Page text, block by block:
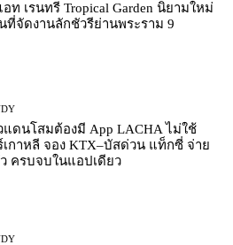
ท เรนทรี Tropical Garden นิยามใหม่
ที่จัดงานลักชัวรีย่านพระราม 9
แดนโสมต้องมี App LACHA ไม่ใช้
เกาหลี จอง KTX–บัสด่วน แท็กซี่ จ่าย
ครบจบในแอปเดียว